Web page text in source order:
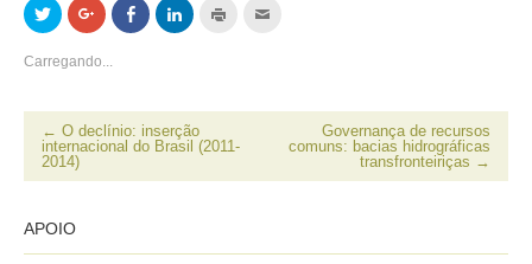
Clique
para
compartilhar
no
Twitter(abre
janela)
Compartilhe
no
Google+
(abre
em
Compartilhar
no
Facebook(abre
Clique
para
janela)
Clique
para
amigo(abre
nova
janela)
Carregando...
← O declínio: inserção
internacional do Brasil (2011-
2014)
Governança de recursos
comuns: bacias hidrográficas
transfronteiriças →
APOIO